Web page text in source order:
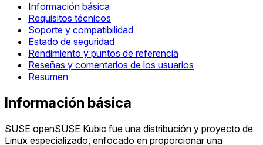
Información básica
Requisitos técnicos
Soporte y compatibilidad
Estado de seguridad
Rendimiento y puntos de referencia
Reseñas y comentarios de los usuarios
Resumen
Información básica
SUSE openSUSE Kubic fue una distribución y proyecto de
Linux especializado, enfocado en proporcionar una